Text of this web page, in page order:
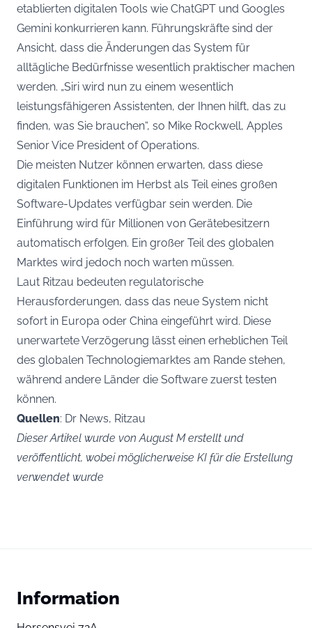
etablierten digitalen Tools wie ChatGPT und Googles
Gemini konkurrieren kann. Führungskräfte sind der
Ansicht, dass die Änderungen das System für
alltägliche Bedürfnisse wesentlich praktischer machen
werden. „Siri wird nun zu einem wesentlich
leistungsfähigeren Assistenten, der Ihnen hilft, das zu
finden, was Sie brauchen“, so Mike Rockwell, Apples
Senior Vice President of Operations.
Die meisten Nutzer können erwarten, dass diese
digitalen Funktionen im Herbst als Teil eines großen
Software-Updates verfügbar sein werden. Die
Einführung wird für Millionen von Gerätebesitzern
automatisch erfolgen. Ein großer Teil des globalen
Marktes wird jedoch noch warten müssen.
Laut Ritzau bedeuten regulatorische
Herausforderungen, dass das neue System nicht
sofort in Europa oder China eingeführt wird. Diese
unerwartete Verzögerung lässt einen erheblichen Teil
des globalen Technologiemarktes am Rande stehen,
während andere Länder die Software zuerst testen
können.
Quellen: Dr News, Ritzau
Dieser Artikel wurde von August M erstellt und
veröffentlicht, wobei möglicherweise KI für die Erstellung
verwendet wurde
Information